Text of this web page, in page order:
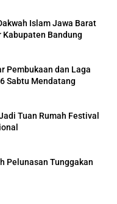
Islam Jawa Barat
Bandung
Pembukaan dan Laga
Sabtu Mendatang
Tuan Rumah Festival
Pelunasan Tunggakan